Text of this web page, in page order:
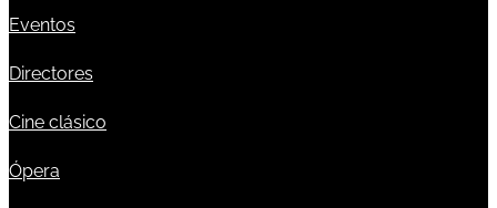
Eventos
Directores
Cine clásico
Ópera